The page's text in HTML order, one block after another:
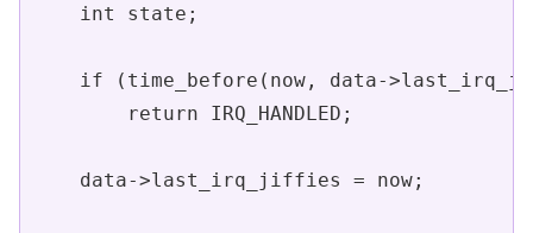
    int state;
if (time_before(now, data-
        return IRQ_HANDLED;
    data->last_irq_jiffies = now;